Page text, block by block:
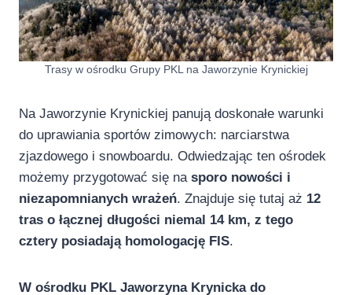
Trasy w ośrodku Grupy PKL na Jaworzynie Krynickiej
Na Jaworzynie Krynickiej panują doskonałe warunki
do uprawiania sportów zimowych: narciarstwa
zjazdowego i snowboardu. Odwiedzając ten ośrodek
możemy przygotować się na sporo nowości i
niezapomnianych wrażeń. Znajduje się tutaj aż 12
tras o łącznej długości niemal 14 km, z tego
cztery posiadają homologację FIS.
W ośrodku PKL Jaworzyna Krynicka do